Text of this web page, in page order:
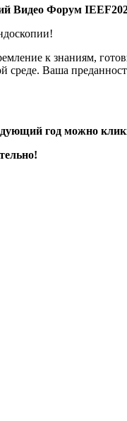
Видео Форум
к знаниям,
Ваша
год можно